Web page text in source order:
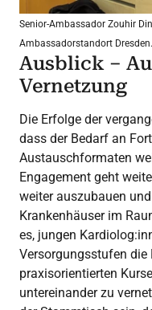
Senior-Ambassador Zouhir
Ambassadorstandort
Ausblick –
Vernetzung
Die Erfolge der
dass der Bedarf an
Austauschformaten
Engagement geht
weiter auszubauen
Krankenhäuser im
es, jungen
Versorgungsstufen die
praxisorientierten
untereinander zu